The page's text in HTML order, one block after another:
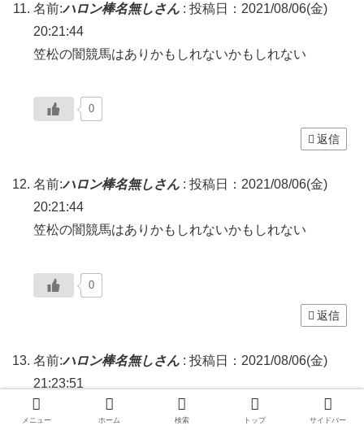
名前:ハロン棒名無しさん : 投稿日：2021/08/06(金)
20:21:44
笠松の闇競馬はありかもしれないかもしれない
0
返信
名前:ハロン棒名無しさん : 投稿日：2021/08/06(金)
20:21:44
笠松の闇競馬はありかもしれないかもしれない
0
返信
名前:ハロン棒名無しさん : 投稿日：2021/08/06(金)
21:23:51
大村はわからんけど若松と下関は大きな通り挟んで反
メニュー ホーム 検索 トップ サイドバー